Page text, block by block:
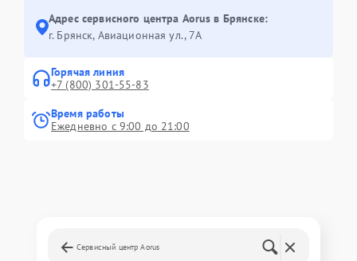
Адрес сервисного центра Aorus в Брянске:
г. Брянск, Авиационная ул., 7А
Горячая линия
+7 (800) 301-55-83
Время работы
Ежедневно с 9:00 до 21:00
Сервисный центр Aorus